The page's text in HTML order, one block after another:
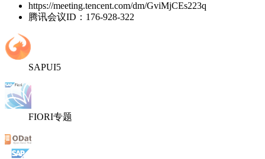
https://meeting.tencent.com/dm/GviMjCEs223q
腾讯会议ID：176-928-322
SAPUI5
FIORI专题